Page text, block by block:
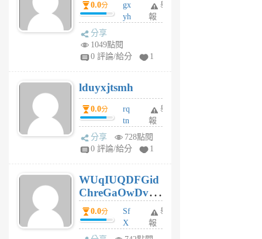
個
月
0.0分
gx
yh
jl
月
前
舉
報
分享
1049點閱
0 評論/給分
1
lduyxjtsmh
0.0分
rq
tn
jt
gl
個
月
前
舉
報
分享
728點閱
0 評論/給分
1
WUqIUQDFGid
ChreGaOwDv
dY0.0分
Sf
X
Pe
舉
報